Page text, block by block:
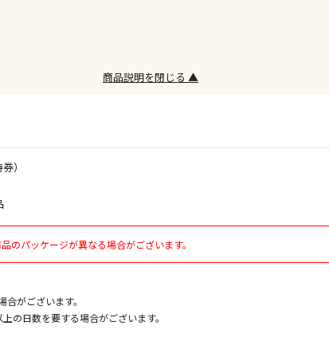
商品説明を閉じる ▲
）
パッケージが異なる場合がございます。
がございます。
の日数を要する場合がございます。